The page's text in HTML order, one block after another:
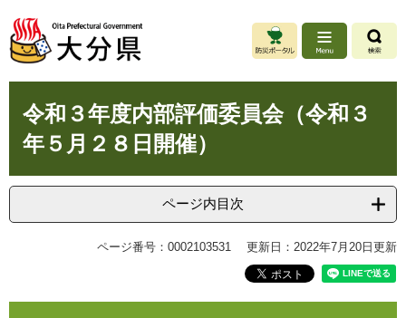
ジ
先
ュ
を
本
へ
令和３年度内部評価委員会（令和３
年５月２８日開催）
ページ内目次
ページ番号：0002103531 更新日：2022年7月20日更新